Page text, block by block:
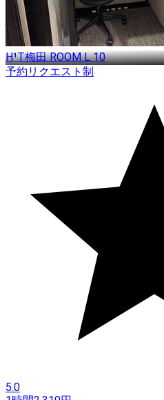
H¹T梅田 ROOM L 10
予約リクエスト制
5.0